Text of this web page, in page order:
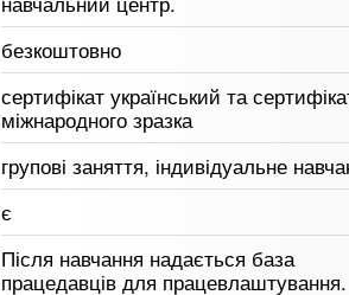
безкоштовно
сертифікат український та
міжнародного зразка
групові заняття, індивідуальне
є
Після навчання надається база
працедавців для працевлаштування.